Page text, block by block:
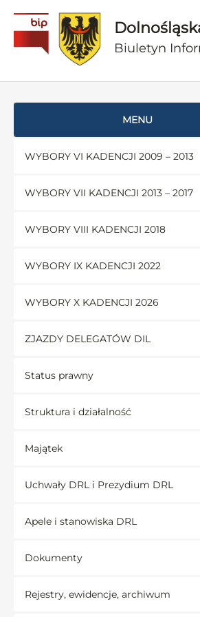
Biuletyn
MENU
WYBORY VI KADENCJI 2009 – 2013
WYBORY VII KADENCJI 2013 – 2017
WYBORY VIII KADENCJI 2018
WYBORY IX KADENCJI 2022
WYBORY X KADENCJI 2026
ZJAZDY DELEGATÓW DIL
Status prawny
Struktura i działalność
Majątek
Uchwały DRL i Prezydium DRL
Apele i stanowiska DRL
Dokumenty
Rejestry, ewidencje, archiwum